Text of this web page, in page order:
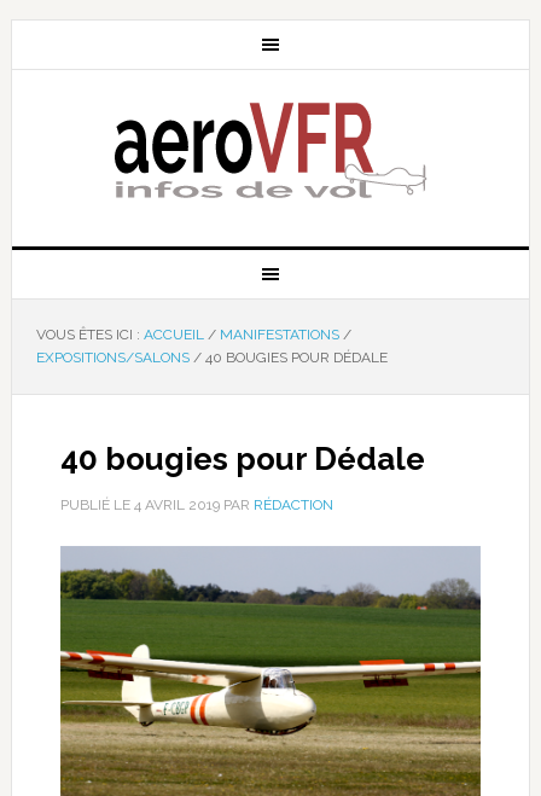
VOUS ÊTES ICI : ACCUEIL / MANIFESTATIONS /
EXPOSITIONS/SALONS /40 BOUGIES POUR DÉDALE
40 bougies pour Dédale
PUBLIÉ LE 4 AVRIL 2019PAR RÉDACTION